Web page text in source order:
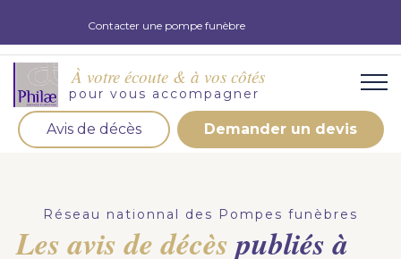
Contacter une pompe funèbre
À votre écoute & à vos côtés
pour vous accompagner
Avis de décès Demander un devis
d'obsèques, nos équipe s'engage à vous répondre
dans les meilleurs délais.
Réseau nationnal des Pompes funèbres
Les avis de décèspubliés à